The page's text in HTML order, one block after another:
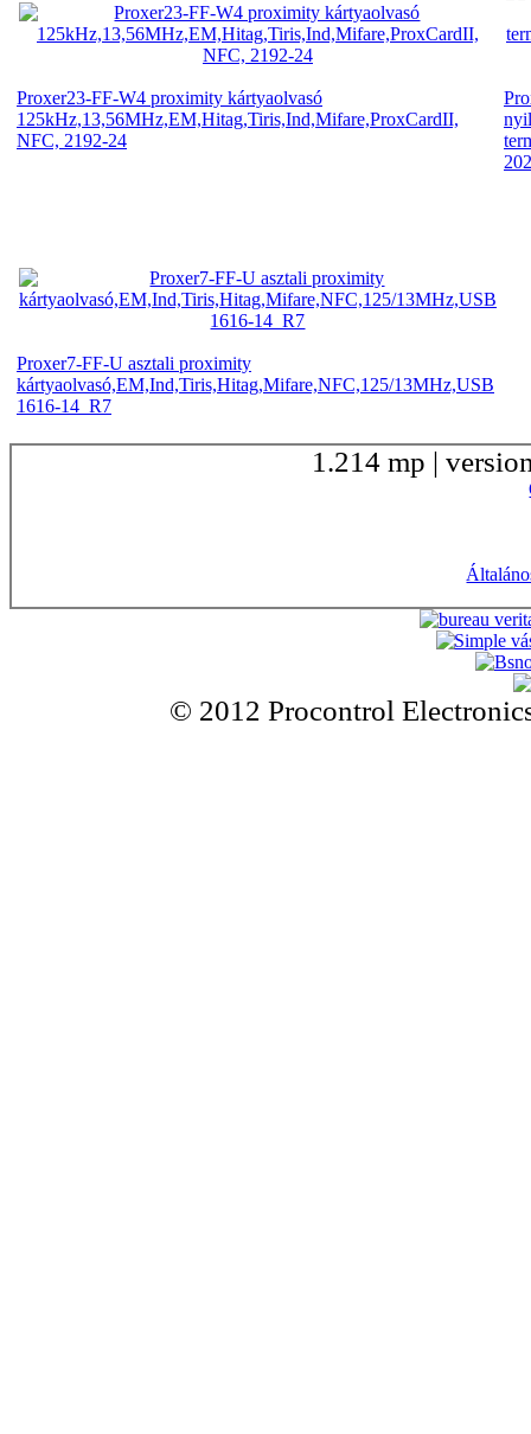
Proxer23-FF-W4 proximity kártyaolvasó
125kHz,13,56MHz,EM,Hitag,Tiris,Ind,Mifare,ProxCardII,
NFC, 2192-24
Proxer7-FF-U asztali proximity
kártyaolvasó,EM,Ind,Tiris,Hitag,Mifare,NFC,125/13MHz,USB
1616-14_R7
1.214 mp |
© 2012 Procontrol